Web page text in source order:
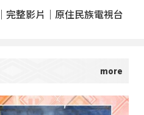
完整影片｜原住民族電視台